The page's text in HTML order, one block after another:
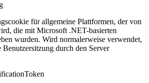
für allgemeine Plattformen, der von
die mit Microsoft .NET-basierten
wurden. Wird normalerweise verwendet,
Benutzersitzung durch den Server